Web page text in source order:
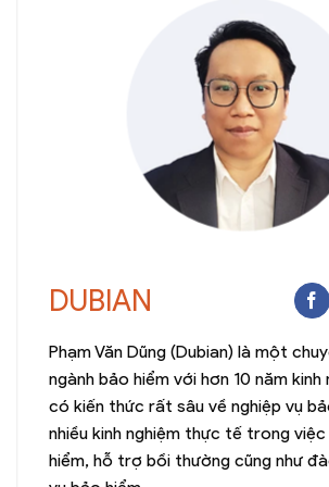
DUBIAN
Phạm Văn Dũng (Dubian) là một
ngành bảo hiểm với hơn 10 năm kinh
có kiến thức rất sâu về nghiệp vụ
nhiều kinh nghiệm thực tế trong
hiểm, hỗ trợ bồi thường cũng như